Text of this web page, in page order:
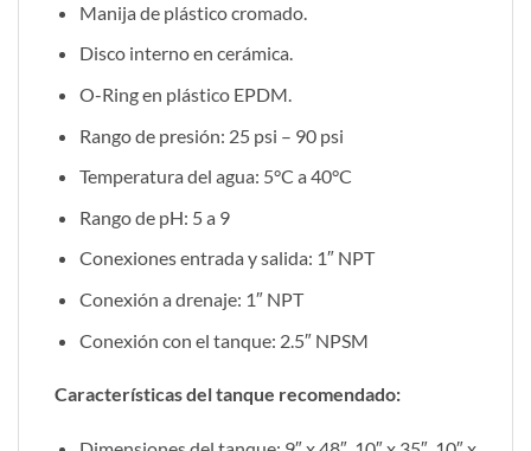
Manija de plástico cromado.
Disco interno en cerámica.
O-Ring en plástico EPDM.
Rango de presión: 25 psi – 90 psi
Temperatura del agua: 5°C a 40°C
Rango de pH: 5 a 9
Conexiones entrada y salida: 1″ NPT
Conexión a drenaje: 1″ NPT
Conexión con el tanque: 2.5″ NPSM
Características del tanque recomendado: